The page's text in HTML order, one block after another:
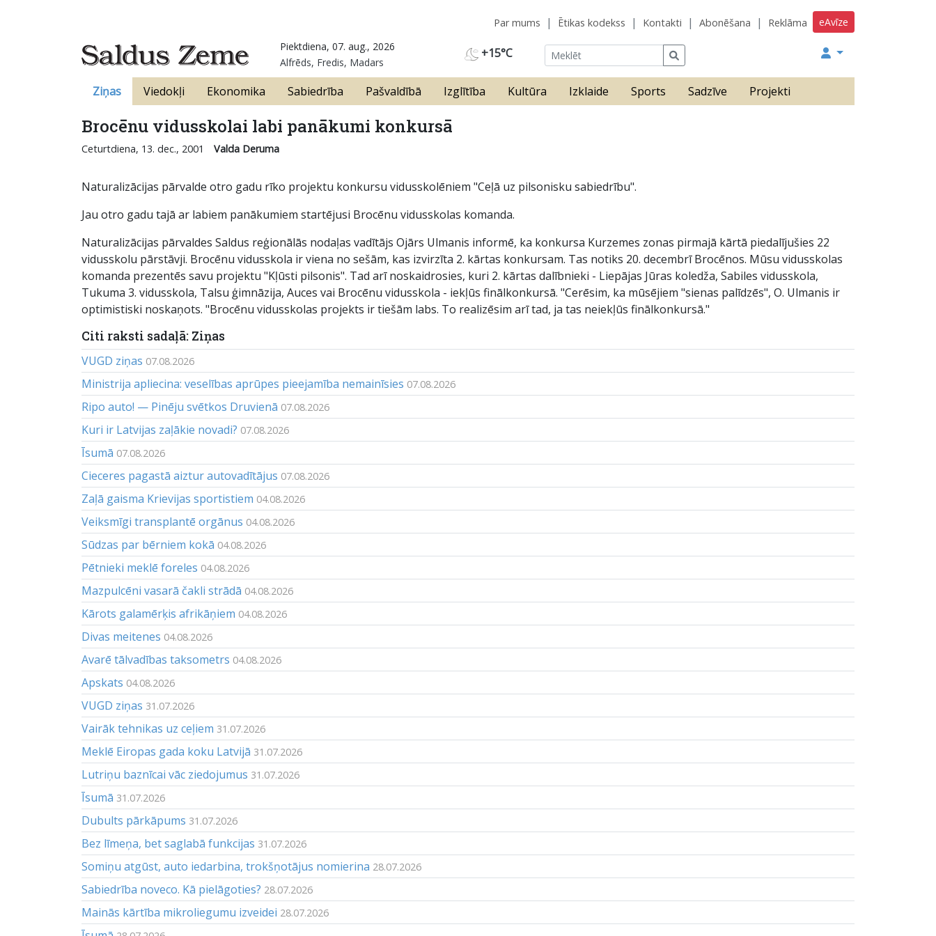
eAvīze
Par mums Ētikas kodekss Kontakti Abonēšana Reklāma
+15°C
Piektdiena, 07. aug., 2026
Alfrēds, Fredis, Madars
Ziņas Viedokļi Ekonomika Sabiedrība Pašvaldībā Izglītība Kultūra Izklaide Sports Sadzīve Projekti
Brocēnu vidusskolai labi panākumi konkursā
Ceturtdiena, 13. dec., 2001 Valda Deruma
Naturalizācijas pārvalde otro gadu rīko projektu konkursu vidusskolēniem "Ceļā uz pilsonisku sabiedrību".
Jau otro gadu tajā ar labiem panākumiem startējusi Brocēnu vidusskolas komanda.
Naturalizācijas pārvaldes Saldus reģionālās nodaļas vadītājs Ojārs Ulmanis informē, ka konkursa Kurzemes zonas pirmajā kārtā piedalījušies 22
vidusskolu pārstāvji. Brocēnu vidusskola ir viena no sešām, kas izvirzīta 2. kārtas konkursam. Tas notiks 20. decembrī Brocēnos. Mūsu vidusskolas
komanda prezentēs savu projektu "Kļūsti pilsonis". Tad arī noskaidrosies, kuri 2. kārtas dalībnieki - Liepājas Jūras koledža, Sabiles vidusskola,
Tukuma 3. vidusskola, Talsu ģimnāzija, Auces vai Brocēnu vidusskola - iekļūs finālkonkursā. "Cerēsim, ka mūsējiem "sienas palīdzēs", O. Ulmanis ir
optimistiski noskaņots. "Brocēnu vidusskolas projekts ir tiešām labs. To realizēsim arī tad, ja tas neiekļūs finālkonkursā."
Citi raksti sadaļā: Ziņas
VUGD ziņas 07.08.2026
Ministrija apliecina: veselības aprūpes pieejamība nemainīsies 07.08.2026
Ripo auto! — Pinēju svētkos Druvienā 07.08.2026
Kuri ir Latvijas zaļākie novadi? 07.08.2026
Īsumā 07.08.2026
Cieceres pagastā aiztur autovadītājus 07.08.2026
Zaļā gaisma Krievijas sportistiem 04.08.2026
Veiksmīgi transplantē orgānus 04.08.2026
Sūdzas par bērniem kokā 04.08.2026
Pētnieki meklē foreles 04.08.2026
Mazpulcēni vasarā čakli strādā 04.08.2026
Kārots galamērķis afrikāņiem 04.08.2026
Divas meitenes 04.08.2026
Avarē tālvadības taksometrs 04.08.2026
Apskats 04.08.2026
VUGD ziņas 31.07.2026
Vairāk tehnikas uz ceļiem 31.07.2026
Meklē Eiropas gada koku Latvijā 31.07.2026
Lutriņu baznīcai vāc ziedojumus 31.07.2026
Īsumā 31.07.2026
Dubults pārkāpums 31.07.2026
Bez līmeņa, bet saglabā funkcijas 31.07.2026
Somiņu atgūst, auto iedarbina, trokšņotājus nomierina 28.07.2026
Sabiedrība noveco. Kā pielāgoties? 28.07.2026
Mainās kārtība mikroliegumu izveidei 28.07.2026